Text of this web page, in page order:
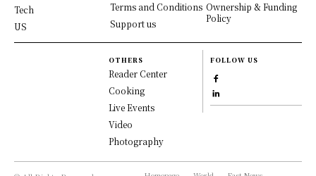
Tech
US
Terms and Conditions
Support us
Ownership & Funding
Policy
OTHERS
Reader Center
Cooking
Live Events
Video
Photography
FOLLOW US